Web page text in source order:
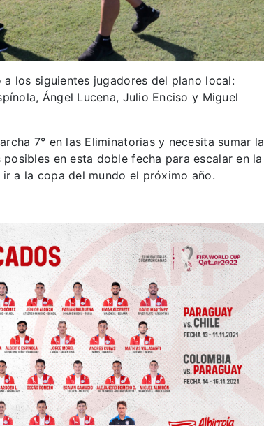
a los siguientes jugadores del plano local:
Ángel Lucena, Julio Enciso y Miguel
7° en las Eliminatorias y necesita sumar la
en esta doble fecha para escalar en la
a la copa del mundo el próximo año.